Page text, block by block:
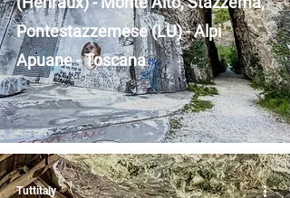
Pontestazzemese (LU) - Alpi
Apuane - Toscana
Tuttitaly